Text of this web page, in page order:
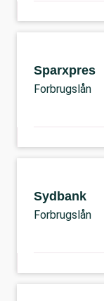
Sparxpres
Forbrugslån
Sydbank
Forbrugslån